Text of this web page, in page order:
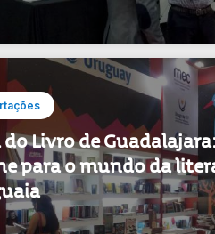
do Livro de
para o mundo da